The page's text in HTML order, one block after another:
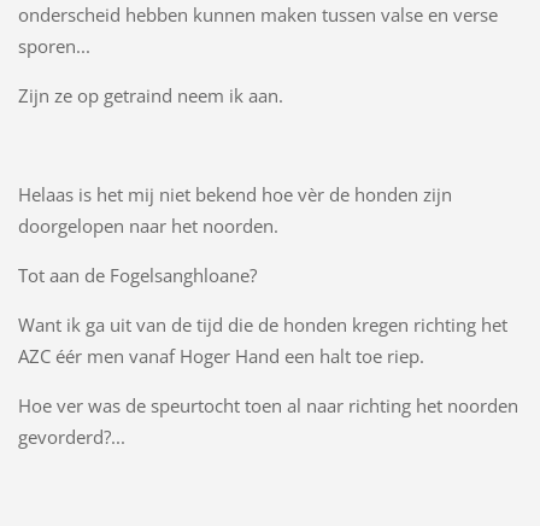
onderscheid hebben kunnen maken tussen valse en verse
sporen...
Zijn ze op getraind neem ik aan.
Helaas is het mij niet bekend hoe vèr de honden zijn
doorgelopen naar het noorden.
Tot aan de Fogelsanghloane?
Want ik ga uit van de tijd die de honden kregen richting het
AZC éér men vanaf Hoger Hand een halt toe riep.
Hoe ver was de speurtocht toen al naar richting het noorden
gevorderd?...